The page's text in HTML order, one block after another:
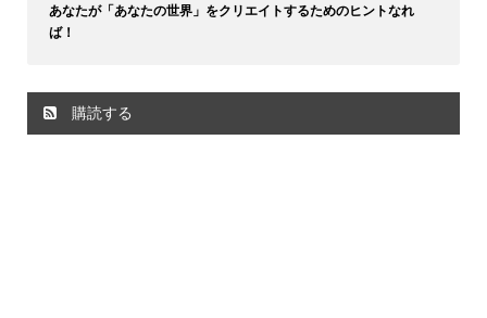
あなたが「あなたの世界」をクリエイトするためのヒントなれ
ば！
購読する